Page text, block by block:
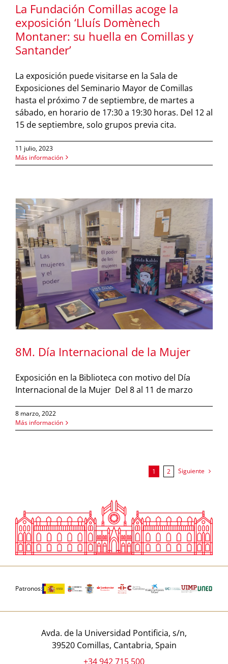
La Fundación Comillas acoge la
exposición ‘Lluís Domènech
Montaner: su huella en Comillas y
Santander’
La exposición puede visitarse en la Sala de
Exposiciones del Seminario Mayor de Comillas
hasta el próximo 7 de septiembre, de martes a
sábado, en horario de 17:30 a 19:30 horas. Del 12 al
15 de septiembre, solo grupos previa cita.
11 julio, 2023
Más información
8M. Día Internacional de la Mujer
Exposición en la Biblioteca con motivo del Día
Internacional de la Mujer Del 8 al 11 de marzo
8 marzo, 2022
Más información
1 2 Siguiente
Patronos:
Avda. de la Universidad Pontificia, s/n,
39520 Comillas, Cantabria, Spain
+34 942 715 500